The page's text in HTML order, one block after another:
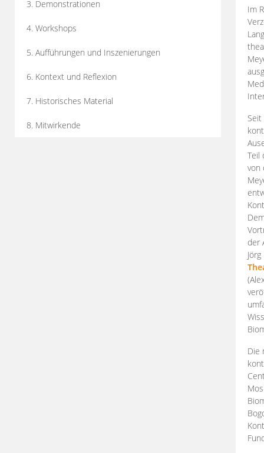
3. Demonstrationen
4. Workshops
5. Aufführungen und Inszenierungen
6. Kontext und Reflexion
7. Historisches Material
8. Mitwirkende
Im
Teil
von
der
Die